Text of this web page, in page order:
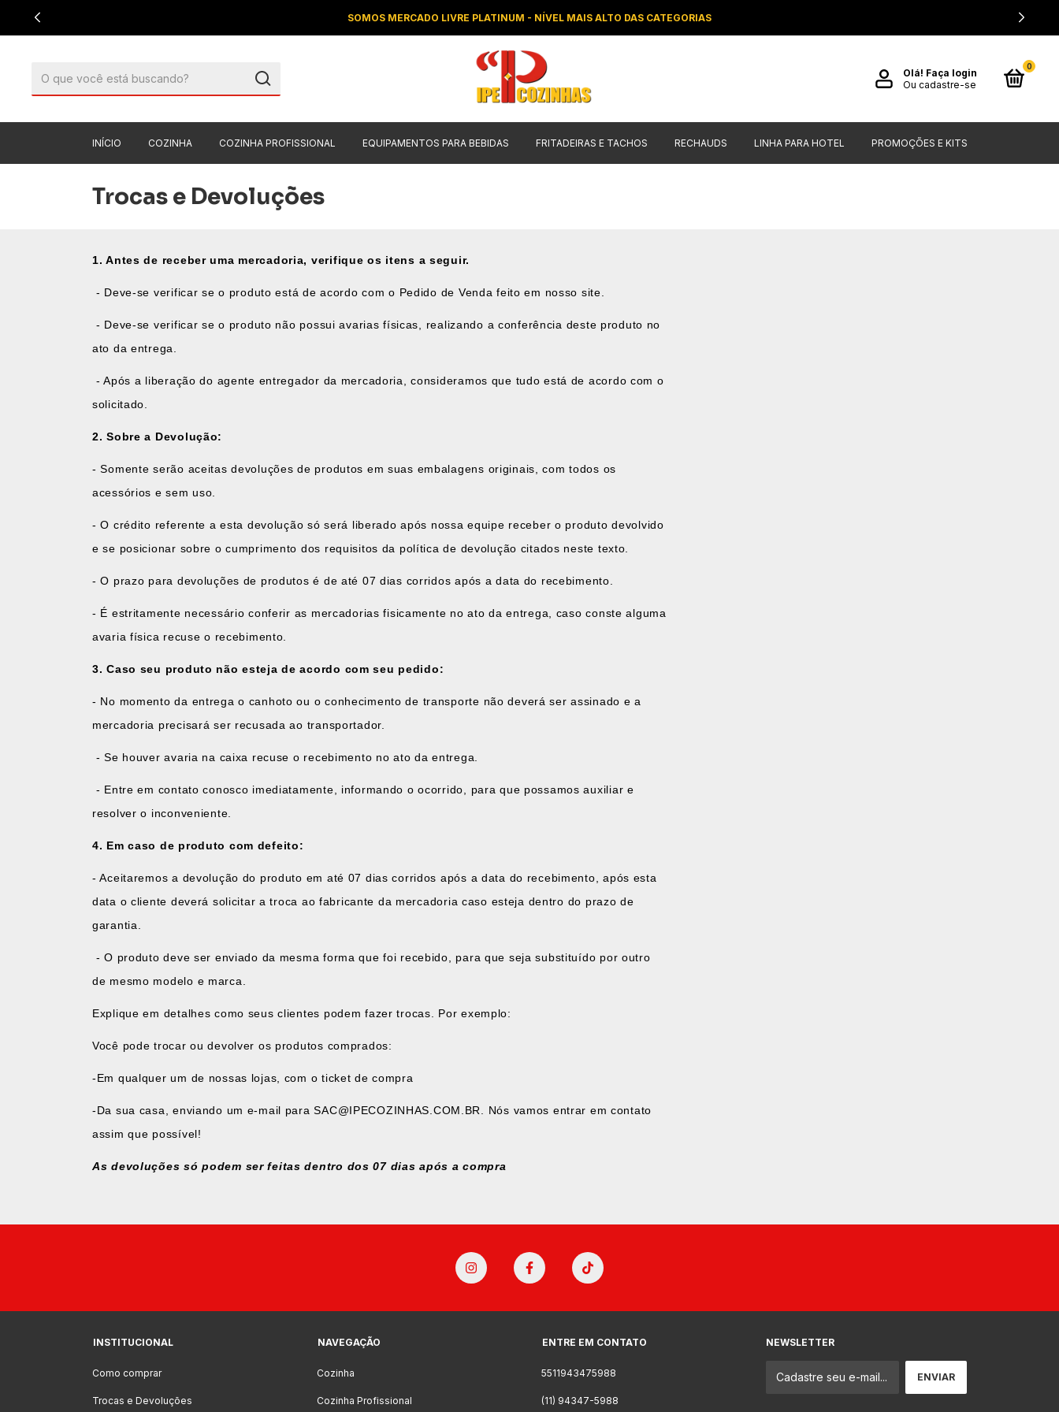
SOMOS MERCADO LIVRE PLATINUM - NÍVEL MAIS ALTO DAS CATEGORIAS
Olá! Faça login
Ou cadastre-se
0
INÍCIO COZINHA COZINHA PROFISSIONAL EQUIPAMENTOS PARA BEBIDAS FRITADEIRAS E TACHOS RECHAUDS LINHA PARA HOTEL PROMOÇÕES E KITS
Trocas e Devoluções
1. Antes de receber uma mercadoria, verifique os itens a seguir.
- Deve-se verificar se o produto está de acordo com o Pedido de Venda feito em nosso site.
- Deve-se verificar se o produto não possui avarias físicas, realizando a conferência deste produto no
ato da entrega.
- Após a liberação do agente entregador da mercadoria, consideramos que tudo está de acordo com o
solicitado.
2. Sobre a Devolução:
- Somente serão aceitas devoluções de produtos em suas embalagens originais, com todos os
acessórios e sem uso.
- O crédito referente a esta devolução só será liberado após nossa equipe receber o produto devolvido
e se posicionar sobre o cumprimento dos requisitos da política de devolução citados neste texto.
- O prazo para devoluções de produtos é de até 07 dias corridos após a data do recebimento.
- É estritamente necessário conferir as mercadorias fisicamente no ato da entrega, caso conste alguma
avaria física recuse o recebimento.
3. Caso seu produto não esteja de acordo com seu pedido:
- No momento da entrega o canhoto ou o conhecimento de transporte não deverá ser assinado e a
mercadoria precisará ser recusada ao transportador.
- Se houver avaria na caixa recuse o recebimento no ato da entrega.
- Entre em contato conosco imediatamente, informando o ocorrido, para que possamos auxiliar e
resolver o inconveniente.
4. Em caso de produto com defeito:
- Aceitaremos a devolução do produto em até 07 dias corridos após a data do recebimento, após esta
data o cliente deverá solicitar a troca ao fabricante da mercadoria caso esteja dentro do prazo de
garantia.
- O produto deve ser enviado da mesma forma que foi recebido, para que seja substituído por outro
de mesmo modelo e marca.
Explique em detalhes como seus clientes podem fazer trocas. Por exemplo:
Você pode trocar ou devolver os produtos comprados:
-Em qualquer um de nossas lojas, com o ticket de compra
-Da sua casa, enviando um e-mail paraSAC@IPECOZINHAS.COM.BR
. Nós vamos entrar em contato
assim que possível!
As devoluções só podem ser feitas dentro dos 07 dias após a compra
INSTITUCIONAL
Como comprar
Trocas e Devoluções
NAVEGAÇÃO
Cozinha
Cozinha Profissional
ENTRE EM CONTATO
5511943475988
(11) 94347-5988
NEWSLETTER